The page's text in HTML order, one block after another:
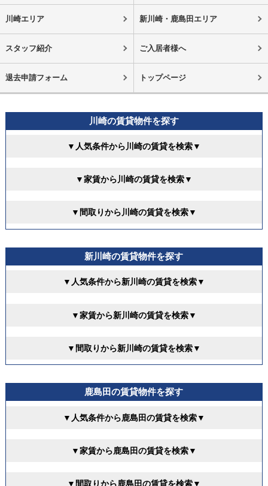
川崎エリア 新川崎・鹿島田エリア
スタッフ紹介 ご入居者様へ
退去申請フォーム トップページ
川崎の賃貸物件を探す
▼人気条件から川崎の賃貸を検索▼
▼家賃から川崎の賃貸を検索▼
▼間取りから川崎の賃貸を検索▼
新川崎の賃貸物件を探す
▼人気条件から新川崎の賃貸を検索▼
▼家賃から新川崎の賃貸を検索▼
▼間取りから新川崎の賃貸を検索▼
鹿島田の賃貸物件を探す
▼人気条件から鹿島田の賃貸を検索▼
▼家賃から鹿島田の賃貸を検索▼
▼間取りから鹿島田の賃貸を検索▼